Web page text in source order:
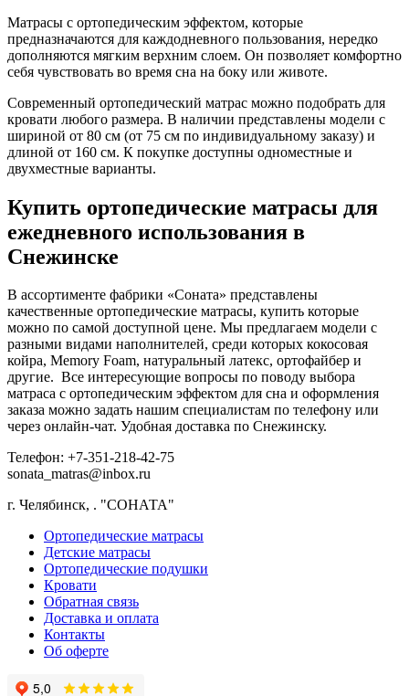
Матрасы с ортопедическим эффектом, которые
предназначаются для каждодневного пользования, нередко
дополняются мягким верхним слоем. Он позволяет комфортно
себя чувствовать во время сна на боку или животе.
Современный ортопедический матрас можно подобрать для
кровати любого размера. В наличии представлены модели с
шириной от 80 см (от 75 см по индивидуальному заказу) и
длиной от 160 см. К покупке доступны одноместные и
двухместные варианты.
Купить ортопедические матрасы для
ежедневного использования в
Снежинске
В ассортименте фабрики «Соната» представлены
качественные ортопедические матрасы, купить которые
можно по самой доступной цене. Мы предлагаем модели с
разными видами наполнителей, среди которых кокосовая
койра, Memory Foam, натуральный латекс, ортофайбер и
другие. Все интересующие вопросы по поводу выбора
матраса с ортопедическим эффектом для сна и оформления
заказа можно задать нашим специалистам по телефону или
через онлайн-чат. Удобная доставка по Снежинску.
Телефон: +7-351-218-42-75
sonata_matras@inbox.ru
г. Челябинск, . "СОНАТА"
Ортопедические матрасы
Детские матрасы
Ортопедические подушки
Кровати
Обратная связь
Доставка и оплата
Контакты
Об оферте